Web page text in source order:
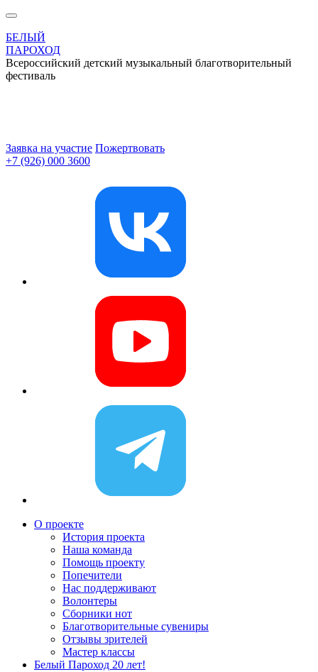
БЕЛЫЙ
ПАРОХОД
Всероссийский детский музыкальный благотворительный
фестиваль
Заявка на участие Пожертвовать
+7 (926) 000 3600
О проекте
История проекта
Наша команда
Помощь проекту
Попечители
Нас поддерживают
Волонтеры
Сборники нот
Благотворительные сувениры
Отзывы зрителей
Мастер классы
Белый Пароход 20 лет!